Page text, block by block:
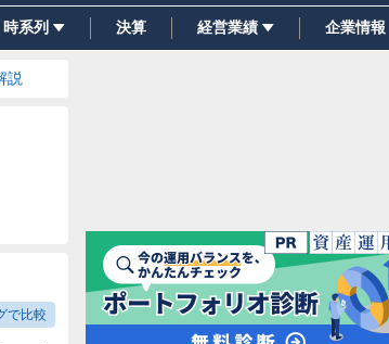
時系列 決算 経営業績 企業情報
説
で比較